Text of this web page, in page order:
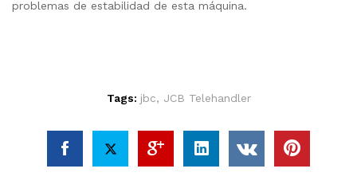
problemas de estabilidad de esta máquina.
Tags: jbc, JCB Telehandler